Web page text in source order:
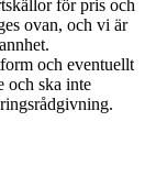
för pris och
ovan, och vi är
och eventuellt
och ska inte